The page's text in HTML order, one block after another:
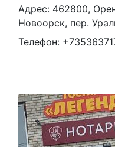
Адрес: 462800,
Новоорск, пер.
Телефон: